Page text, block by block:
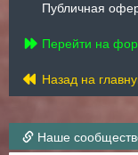
Публичная
Перейти на
Назад на
Наше